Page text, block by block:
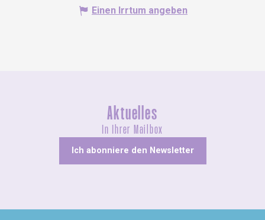
Einen Irrtum angeben
Aktuelles
In Ihrer Mailbox
Ich abonniere den Newsletter